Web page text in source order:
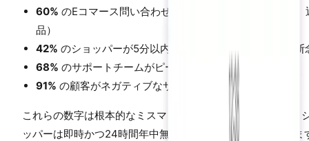
60% のEコマース問い合わせは反復的（注文状況、配送、
品）
42% のショッパーが5分以内に応答がない場合、購入を断
68% のサポートチームがピークシーズンに人員不足
91% の顧客がネガティブなサポート体験後に再訪しない
これらの数字は根本的なミスマッチを明らかにしています。
ッパーは即時かつ24時間年中無休のサポートを期待していま